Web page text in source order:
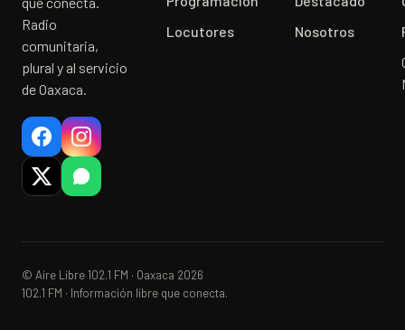
Radio
comunitaria,
plural y al servicio
de Oaxaca.
Locutores
Nosotros
© Aire Libre 102.1 FM · Oaxaca 2026
102.1 FM · Información libre que conecta.